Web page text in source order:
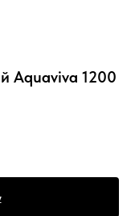
Aquaviva 1200